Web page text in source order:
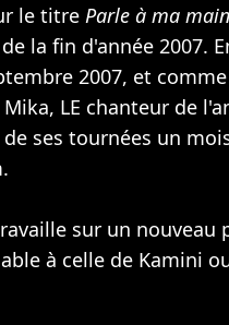
le titre Parle à ma main
la fin d'année 2007.
2007, et
Mika, LE chanteur de
ses tournées un
sur un
à celle de Kamini